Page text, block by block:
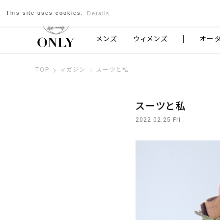
京都発のスーツブランド ONLY
メンズ ウィメンズ オー
TOP マガジン スーツと私
スーツと私
2022.02.25 Fri
This site uses cookies. Details